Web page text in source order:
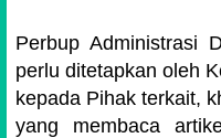
Perbup Administrasi
perlu ditetapkan oleh
kepada Pihak terkait,
yang membaca